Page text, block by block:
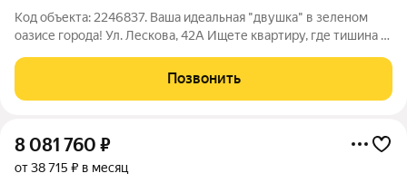
Код объекта: 2246837. Ваша идеальная "двушка" в зеленом
оазисе города! Ул. Лескова, 42А Ищете квартиру, где тишина и
инфраструктурой? Вы её нашли! Просторная, светлая и по-
настоящему уютная 2-комнатная
Позвонить
8 081 760 ₽
от 38 715 ₽ в месяц